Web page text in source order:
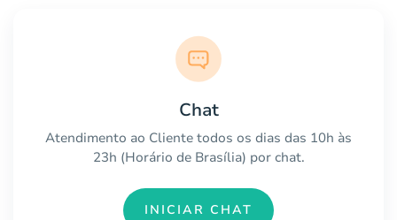
Chat
Atendimento ao Cliente todos os dias das 10h às
23h (Horário de Brasília) por chat.
INICIAR CHAT